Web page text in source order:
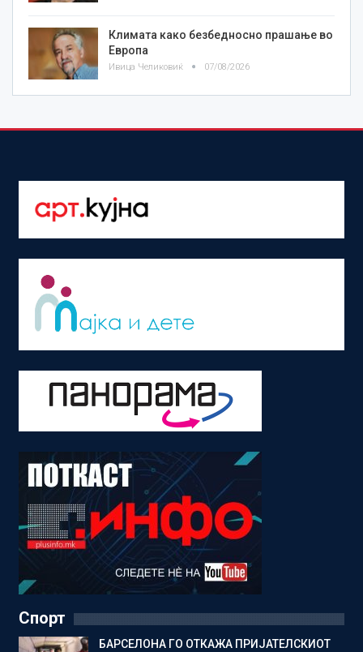
Климата како безбедносно прашање во
Европа
Ивица Челиковиќ 07/08/2026
Спорт
БАРСЕЛОНА ГО ОТКАЖА ПРИЈАТЕЛСКИОТ